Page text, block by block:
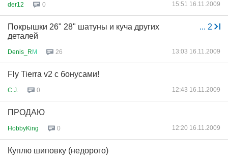
der12 0 15:51 16.11.2009
... 2
Покрышки 26" 28" шатуны и куча других
деталей
Denis_RМ 26 13:03 16.11.2009
Fly Tierra v2 с бонусами!
C.J. 0 12:43 16.11.2009
ПРОДАЮ
HobbyKing 0 12:20 16.11.2009
Куплю шиповку (недорого)